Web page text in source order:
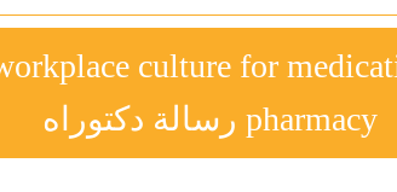
culture for
pharmacy رسالة دكتوراه